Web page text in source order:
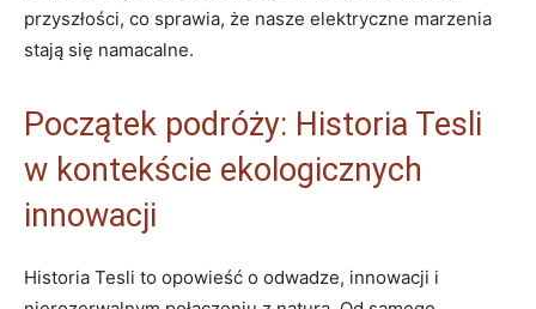
przyszłości, co sprawia, że nasze elektryczne marzenia
stają się namacalne.
Początek podróży: Historia Tesli
w kontekście ekologicznych
innowacji
Historia Tesli to opowieść o odwadze, innowacji i